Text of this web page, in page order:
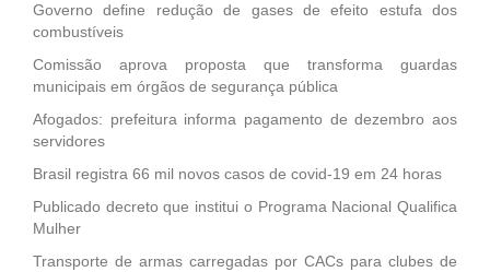
Governo define redução de gases de efeito estufa dos
combustíveis
Comissão aprova proposta que transforma guardas
municipais em órgãos de segurança pública
Afogados: prefeitura informa pagamento de dezembro aos
servidores
Brasil registra 66 mil novos casos de covid-19 em 24 horas
Publicado decreto que institui o Programa Nacional Qualifica
Mulher
Transporte de armas carregadas por CACs para clubes de